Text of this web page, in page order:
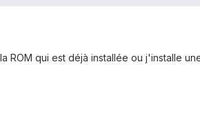
ROM qui est déjà installée ou j'installe